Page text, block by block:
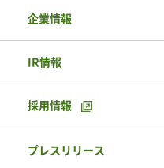
企業情報
IR情報
採用情報
プレスリリース